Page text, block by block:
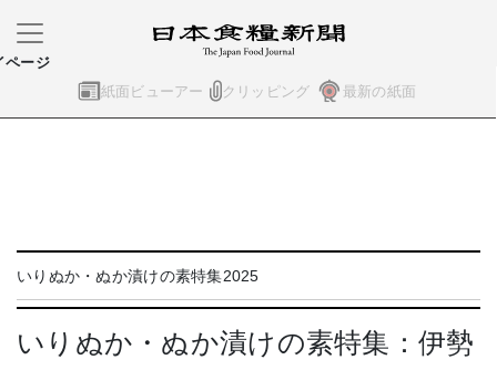
紙面ビューアー クリッピング 最新の紙面
ページ
いりぬか・ぬか漬けの素特集2025
いりぬか・ぬか漬けの素特集：伊勢